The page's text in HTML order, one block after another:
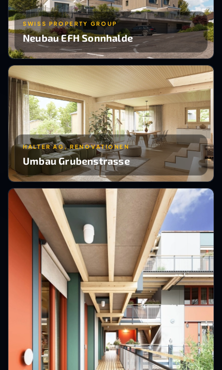
SWISS PROPERTY GROUP
Neubau EFH Sonnhalde
HALTER AG, RENOVATIONEN
Umbau Grubenstrasse